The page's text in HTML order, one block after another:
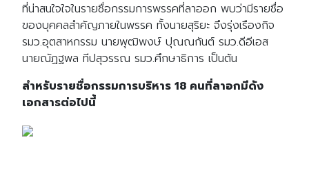
ที่น่าสนใจใจในรายชื่อกรรมการพรรคที่ลาออก พบว่ามีรายชื่อ
ของบุคคลสำคัญภายในพรรค ทั้งนายสุริยะ จึงรุ่งเรืองกิจ
รมว.อุตสาหกรรม นายพุฒิพงษ์ ปุณณกันต์ รมว.ดีอีเอส
นายณัฏฐพล ทีปสุวรรณ รมว.ศึกษาธิการ เป็นต้น
สำหรับรายชื่อกรรมการบริหาร 18 คนที่ลาอกมีดัง
เอกสารต่อไปนี้